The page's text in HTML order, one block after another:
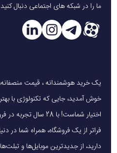
ما را در شبکه های اجتماعی دنبال کنید
خوش آمدید، جایی که تکنولوژی با
اختیار شماست! با 28
فراتر از یک فروشگاه، همراه شما در
دارید، از جدیدترین موبایل‌ها و